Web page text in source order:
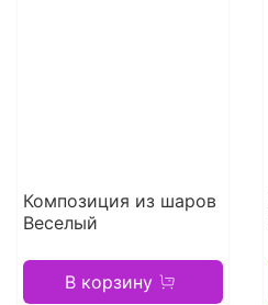
Композиция из шаров
Веселый
В корзину